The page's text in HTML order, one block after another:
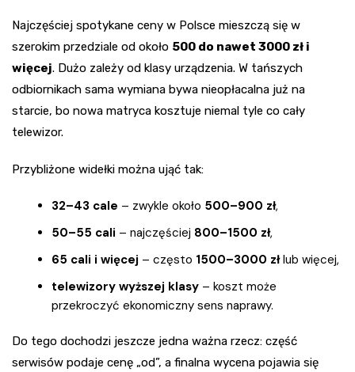
Najczęściej spotykane ceny w Polsce mieszczą się w
szerokim przedziale od około 500 do nawet 3000 zł i
więcej. Dużo zależy od klasy urządzenia. W tańszych
odbiornikach sama wymiana bywa nieopłacalna już na
starcie, bo nowa matryca kosztuje niemal tyle co cały
telewizor.
Przybliżone widełki można ująć tak:
32–43 cale – zwykle około 500–900 zł,
50–55 cali – najczęściej 800–1500 zł,
65 cali i więcej – często 1500–3000 złlub więcej,
telewizory wyższej klasy – koszt może
przekroczyć ekonomiczny sens naprawy.
Do tego dochodzi jeszcze jedna ważna rzecz: część
serwisów podaje cenę „od”, a finalna wycena pojawia się